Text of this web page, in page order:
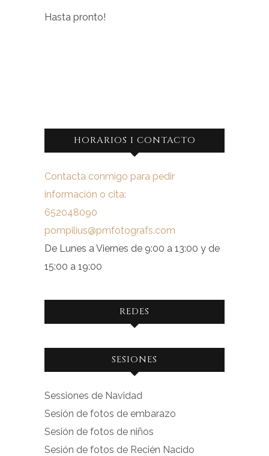
Hasta pronto!
HORARIOS I CONTACTO
Contacta conmigo para pedir
información o cita:
652048090
pompilius@pmfotografs.com
De Lunes a Viernes de 9:00 a 13:00 y de
15:00 a 19:00
REDES
Ver
facebook.com
en
Facebook
Ver
instagram.com
en
Instagram
SESIONES
Sessiones de Navidad
Sesión de fotos de embarazo
Sesión de fotos de niños
Sesión de fotos de Recién Nacido